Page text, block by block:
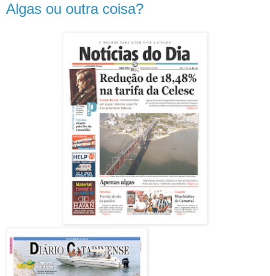
Algas ou outra coisa?